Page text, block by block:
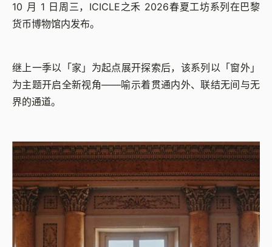
10 月 1 日周三，ICICLE之禾 2026春夏工坊系列在巴黎
货币博物馆内发布。
继上一季以「家」为起点展开探索后，该系列以「窗外」
为主题开启全新视角——喻示着贯通内外、联结无间与无
界的通道。